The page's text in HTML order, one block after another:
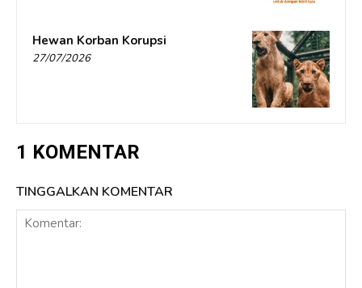
Hewan Korban Korupsi
27/07/2026
1 KOMENTAR
TINGGALKAN KOMENTAR